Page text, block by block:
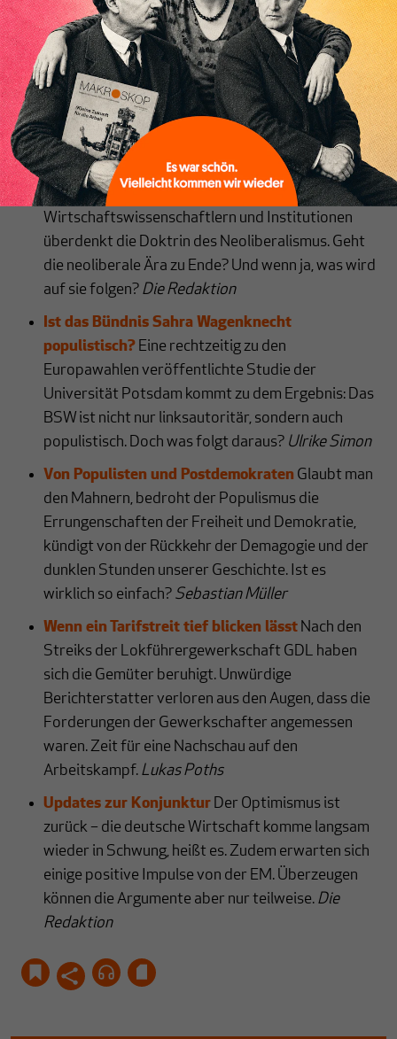
Inhaltsverzeichnis
Reformvorschläge: Sie betreffen Bankanleihen,
staatliche Hilfen im Notfall,
Eigenkapitalanforderungen und
Sparerbeteiligung an EZB-Zinsen. Gerd Grözinger
Was kommt nach dem Neoliberalismus?
Joe
Biden steht mit seinem
Wirtschaftsinterventionismus nicht allein: Eine
wachsende Zahl von Regierungen,
Wirtschaftswissenschaftlern und Institutionen
überdenkt die Doktrin des Neoliberalismus. Geht
die neoliberale Ära zu Ende? Und wenn ja, was wird
auf sie folgen? Die Redaktion
Ist das Bündnis Sahra Wagenknecht
populistisch? Eine rechtzeitig zu den
Europawahlen veröffentlichte Studie der
Universität Potsdam kommt zu dem Ergebnis: Das
BSW ist nicht nur linksautoritär, sondern auch
populistisch. Doch was folgt daraus? Ulrike Simon
Von Populisten und Postdemokraten Glaubt man
den Mahnern, bedroht der Populismus die
Errungenschaften der Freiheit und Demokratie,
kündigt von der Rückkehr der Demagogie und der
dunklen Stunden unserer Geschichte. Ist es
wirklich so einfach? Sebastian Müller
Wenn ein Tarifstreit tief blicken lässt Nach den
Streiks der Lokführergewerkschaft GDL haben
sich die Gemüter beruhigt. Unwürdige
Berichterstatter verloren aus den Augen, dass die
Forderungen der Gewerkschafter angemessen
waren. Zeit für eine Nachschau auf den
Arbeitskampf. Lukas Poths
Updates zur Konjunktur Der Optimismus ist
zurück – die deutsche Wirtschaft komme langsam
wieder in Schwung, heißt es. Zudem erwarten sich
einige positive Impulse von der EM. Überzeugen
können die Argumente aber nur teilweise. Die
Redaktion